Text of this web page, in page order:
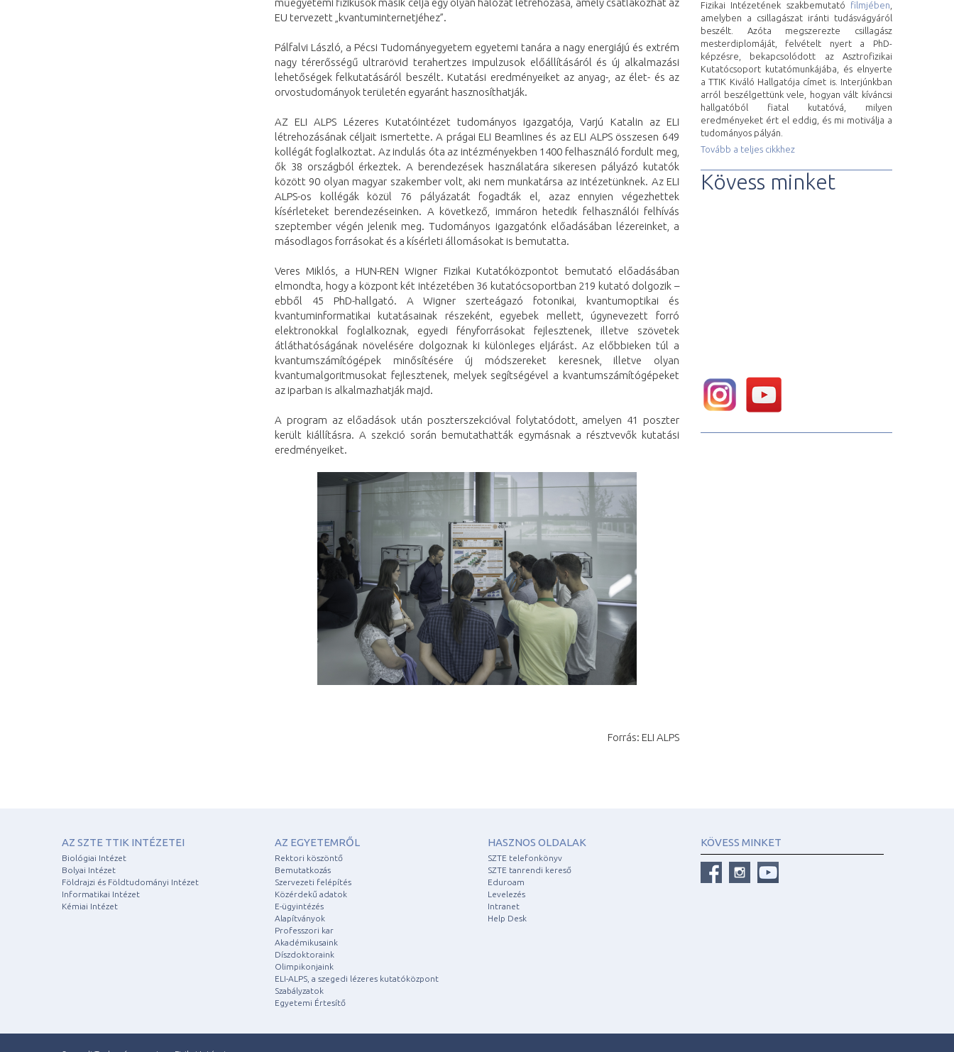
műegyetemi fizikusok másik célja egy olyan hálózat létrehozása, amely csatlakozhat az
EU tervezett „kvantuminternetjéhez”.
Pálfalvi László, a Pécsi Tudományegyetem egyetemi tanára a nagy energiájú és extrém
nagy térerősségű ultrarövid terahertzes impulzusok előállításáról és új alkalmazási
lehetőségek felkutatásáról beszélt. Kutatási eredményeiket az anyag-, az élet- és az
orvostudományok területén egyaránt hasznosíthatják.
AZ ELI ALPS Lézeres Kutatóintézet tudományos igazgatója, Varjú Katalin az ELI
létrehozásának céljait ismertette. A prágai ELI Beamlines és az ELI ALPS összesen 649
kollégát foglalkoztat. Az indulás óta az intézményekben 1400 felhasználó fordult meg,
ők 38 országból érkeztek. A berendezések használatára sikeresen pályázó kutatók
között 90 olyan magyar szakember volt, aki nem munkatársa az intézetünknek. Az ELI
ALPS-os kollégák közül 76 pályázatát fogadták el, azaz ennyien végezhettek
kísérleteket berendezéseinken. A következő, immáron hetedik felhasználói felhívás
szeptember végén jelenik meg. Tudományos igazgatónk előadásában lézereinket, a
másodlagos forrásokat és a kísérleti állomásokat is bemutatta.
Veres Miklós, a HUN-REN Wigner Fizikai Kutatóközpontot bemutató előadásában
elmondta, hogy a központ két intézetében 36 kutatócsoportban 219 kutató dolgozik –
ebből 45 PhD-hallgató. A Wigner szerteágazó fotonikai, kvantumoptikai és
kvantuminformatikai kutatásainak részeként, egyebek mellett, úgynevezett forró
elektronokkal foglalkoznak, egyedi fényforrásokat fejlesztenek, illetve szövetek
átláthatóságának növelésére dolgoznak ki különleges eljárást. Az előbbieken túl a
kvantumszámítógépek minősítésére új módszereket keresnek, illetve olyan
kvantumalgoritmusokat fejlesztenek, melyek segítségével a kvantumszámítógépeket
az iparban is alkalmazhatják majd.
A program az előadások után poszterszekcióval folytatódott, amelyen 41 poszter
került kiállításra. A szekció során bemutathatták egymásnak a résztvevők kutatási
eredményeiket.
Forrás: ELI ALPS
Fizikai Intézetének szakbemutató filmjében
amelyben a csillagászat iránti tudásvágyáról
beszélt. Azóta megszerezte csillagász
mesterdiplomáját, felvételt nyert a PhD-
képzésre, bekapcsolódott az Asztrofizikai
Kutatócsoport kutatómunkájába, és elnyerte
a TTIK Kiváló Hallgatója címet is. Interjúnkban
arról beszélgettünk vele, hogyan vált kíváncsi
hallgatóból fiatal kutatóvá, milyen
eredményeket ért el eddig, és mi motiválja a
tudományos pályán.
Tovább a teljes cikkhez
Kövess minket
AZ SZTE TTIK INTÉZETEI
Biológiai Intézet
Bolyai Intézet
Földrajzi és Földtudományi Intézet
Informatikai Intézet
Kémiai Intézet
AZ EGYETEMRŐL
Rektori köszöntő
Bemutatkozás
Szervezeti felépítés
Közérdekű adatok
E-ügyintézés
Alapítványok
Professzori kar
Akadémikusaink
Díszdoktoraink
Olimpikonjaink
ELI-ALPS, a szegedi lézeres kutatóközpont
Szabályzatok
Egyetemi Értesítő
HASZNOS OLDALAK
SZTE telefonkönyv
SZTE tanrendi kereső
Eduroam
Levelezés
Intranet
Help Desk
KÖVESS MINKET